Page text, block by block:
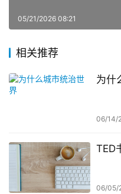
05/21/2026 08:21
相关推荐
为什
06/14/
TED
06/05/